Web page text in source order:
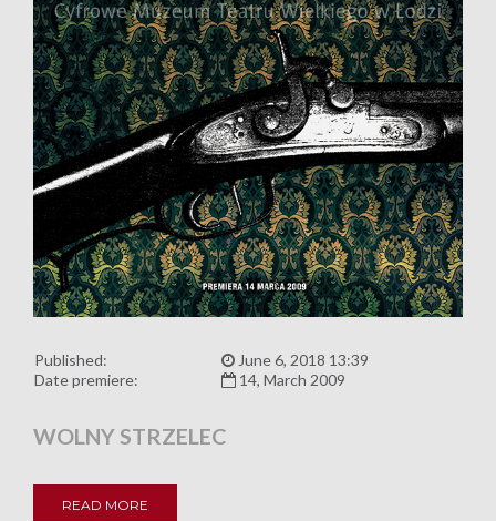
Published:
June 6, 2018 13:39
Date premiere:
14, March 2009
WOLNY STRZELEC
READ MORE